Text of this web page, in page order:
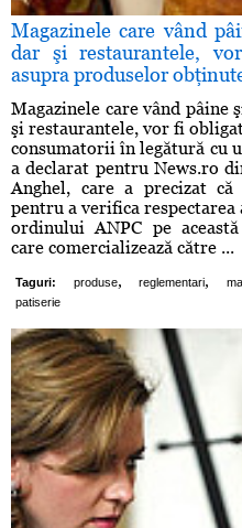
Magazinele care vând
dar şi restaurantele,
asupra produselor
Magazinele care vând pâine
şi restaurantele, vor fi
consumatorii în legătură cu
a declarat pentru News.ro
Anghel, care a precizat
pentru a verifica
ordinului ANPC pe
care comercializează către ...
Taguri: produse, reglementari,
patiserie